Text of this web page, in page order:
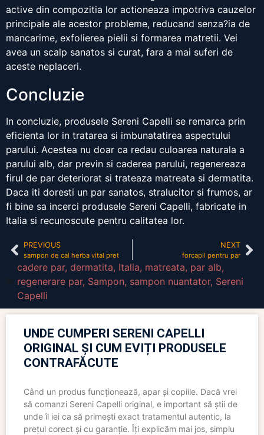
active din compozitia lor actioneaza impotriva cauzelor
principale ale acestor probleme, reducand senza?ia de
mancarime, exfolierea pielii si formarea matretii. Vei
avea un scalp sanatos si curat, fara a mai suferi de
aceste neplaceri.
Concluzie
In concluzie, produsele Sereni Capelli se remarca prin
eficienta lor in tratarea si imbunatatirea aspectului
parului. Acestea nu doar ca redau culoarea naturala a
parului alb, dar previn si caderea parului, regenereaza
firul de par deteriorat si trateaza matreata si dermatita.
Daca iti doresti un par sanatos, stralucitor si frumos, ar
fi bine sa incerci produsele Sereni Capelli, fabricate in
Italia si recunoscute pentru calitatea lor.
PREVIOUS
sampon de cal herba vital pret
NEXT
forcapil pentru par
cadere par, dermatita, Italia, matreata, par alb,
regenerare par, Sampon, sampon nuantator, Sereni
Capelli
UNDE CUMPERI SERENI CAPELLI
ORIGINAL ȘI CUM EVIȚI PRODUSELE
CONTRAFĂCUTE
Când un produs funcționează, apar și copiile. Dacă vrei
să comanzi Sereni Capelli original, e important să știi de
unde îl iei ca să primești exact tratamentul autentic, la
prețul corect și cu garanție. Îți explicăm mai jos, simplu